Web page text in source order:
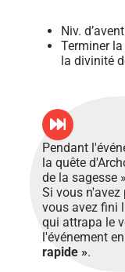
Niv.
Terminer la
la divinité
Pendant
la quête
de la sagesse
Si vous n'avez
vous avez fini
qui attrapa le
l'événement
rapide ».